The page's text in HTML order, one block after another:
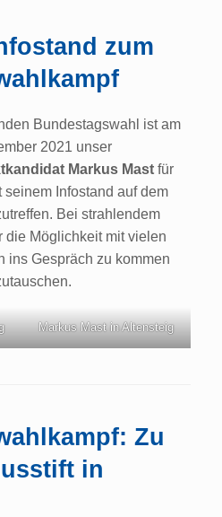
zum
Bundestagswahl ist am
2021 unser
Markus Mast für
Infostand auf dem
Bei strahlendem
die Möglichkeit mit vielen
ins Gespräch zu kommen
Markus Mast in Altensteig
Zu
in